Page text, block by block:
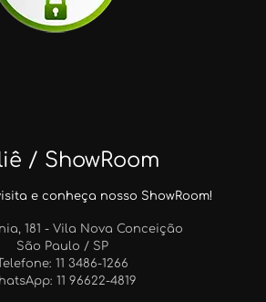
/ ShowRoom
e conheça nosso ShowRoom!
181 - Vila Nova Conceição
São Paulo / SP
Telefone: 11 3486-1266
11 96622-4819